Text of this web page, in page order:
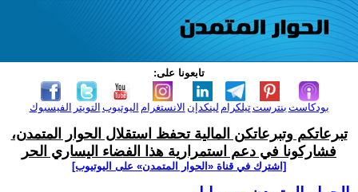
تابعونا على:
الفيسبوك التويتر اليوتيوب الانستغرام لينكدإن تيلكرامبنترست بودكاست
تبرعاتكم وتبرعاتكن المالية تحفظ استقلال الحوار المتمدن،
فشاركونا في دعم استمرارية هذا الفضاء اليساري الحر
[اشترك في قناة ‫«الحوار المتمدن» على اليوتيوب]